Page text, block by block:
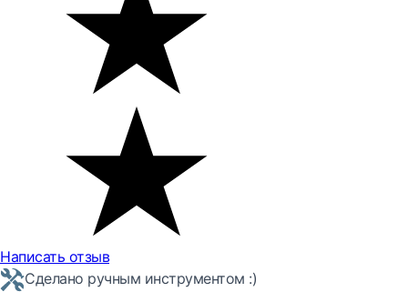
Написать отзыв
Сделано ручным инструментом :)